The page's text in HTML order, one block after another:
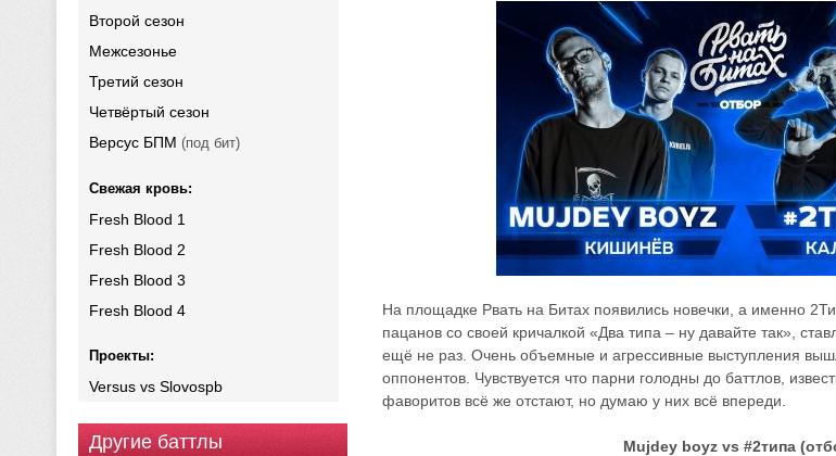
Второй сезон
Межсезонье
Третий сезон
Четвёртый сезон
Версус БПМ (под бит)
Свежая кровь:
Fresh Blood 1
Fresh Blood 2
Fresh Blood 3
Fresh Blood 4
Проекты:
Versus vs Slovospb
Другие баттлы
На площадке Рвать на Битах появились новечки, а именно
пацанов со своей кричалкой «Два типа – ну давайте так»,
ещё не раз. Очень объемные и агрессивные выступления
оппонентов. Чувствуется что парни голодны до баттлов,
фаворитов всё же отстают, но думаю у них всё впереди.
Mujdey boyz vs #2типа